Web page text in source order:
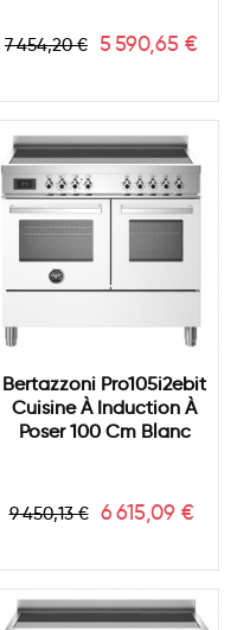
Prix
7 454,20 € Prix
5 590,65 €
Bertazzoni Pro105i2ebit
Cuisine À Induction À
Poser 100 Cm Blanc
Prix
9 450,13 € Prix
6 615,09 €